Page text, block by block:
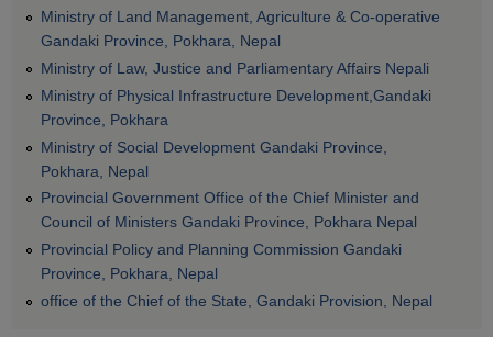
Ministry of Land Management, Agriculture & Co-operative
Gandaki Province, Pokhara, Nepal
Ministry of Law, Justice and Parliamentary Affairs Nepali
Ministry of Physical Infrastructure Development,Gandaki
Province, Pokhara
Ministry of Social Development Gandaki Province,
Pokhara, Nepal
Provincial Government Office of the Chief Minister and
Council of Ministers Gandaki Province, Pokhara Nepal
Provincial Policy and Planning Commission Gandaki
Province, Pokhara, Nepal
office of the Chief of the State, Gandaki Provision, Nepal